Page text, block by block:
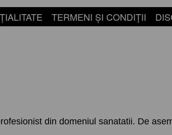
TERMENI ȘI CONDIȚII
din domeniul sanatatii. De